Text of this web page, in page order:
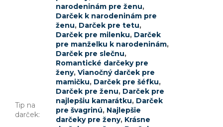
Tip na
darček:
narodeninám pre ženu,
Darček k narodeninám pre
ženu, Darček pre tetu,
Darček pre milenku, Darček
pre manželku k narodeninám,
Darček pre slečnu,
Romantické darčeky pre
ženy, Vianočný darček pre
mamičku, Darček pre šéfku,
Darček pre ženu, Darček pre
najlepšiu kamarátku, Darček
pre švagrinú, Najlepšie
darčeky pre ženy, Krásne